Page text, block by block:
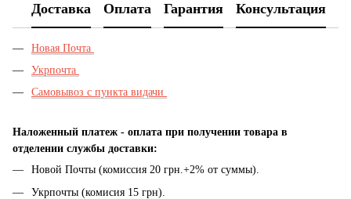
Доставка Оплата Гарантия Консультация
Новая Почта
Укрпочта
Самовывоз с пункта видачи
Наложенный платеж - оплата при получении товара в
отделении службы доставки:
Новой Почты (комиссия 20 грн.+2% от суммы).
Укрпочты (комисия 15 грн).